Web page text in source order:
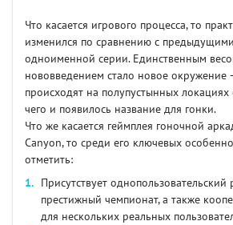
Что касается игрового процесса, то
изменился по сравнению с
одноименной серии. Единственным
нововведением стало новое окружение
происходят на полупустынных локациях
чего и появилось название для гонки.
Что же касается геймплея гоночной
Canyon, то среди его ключевых
отметить:
Присутствует
престижный чемпионат, а также
для нескольких реальных